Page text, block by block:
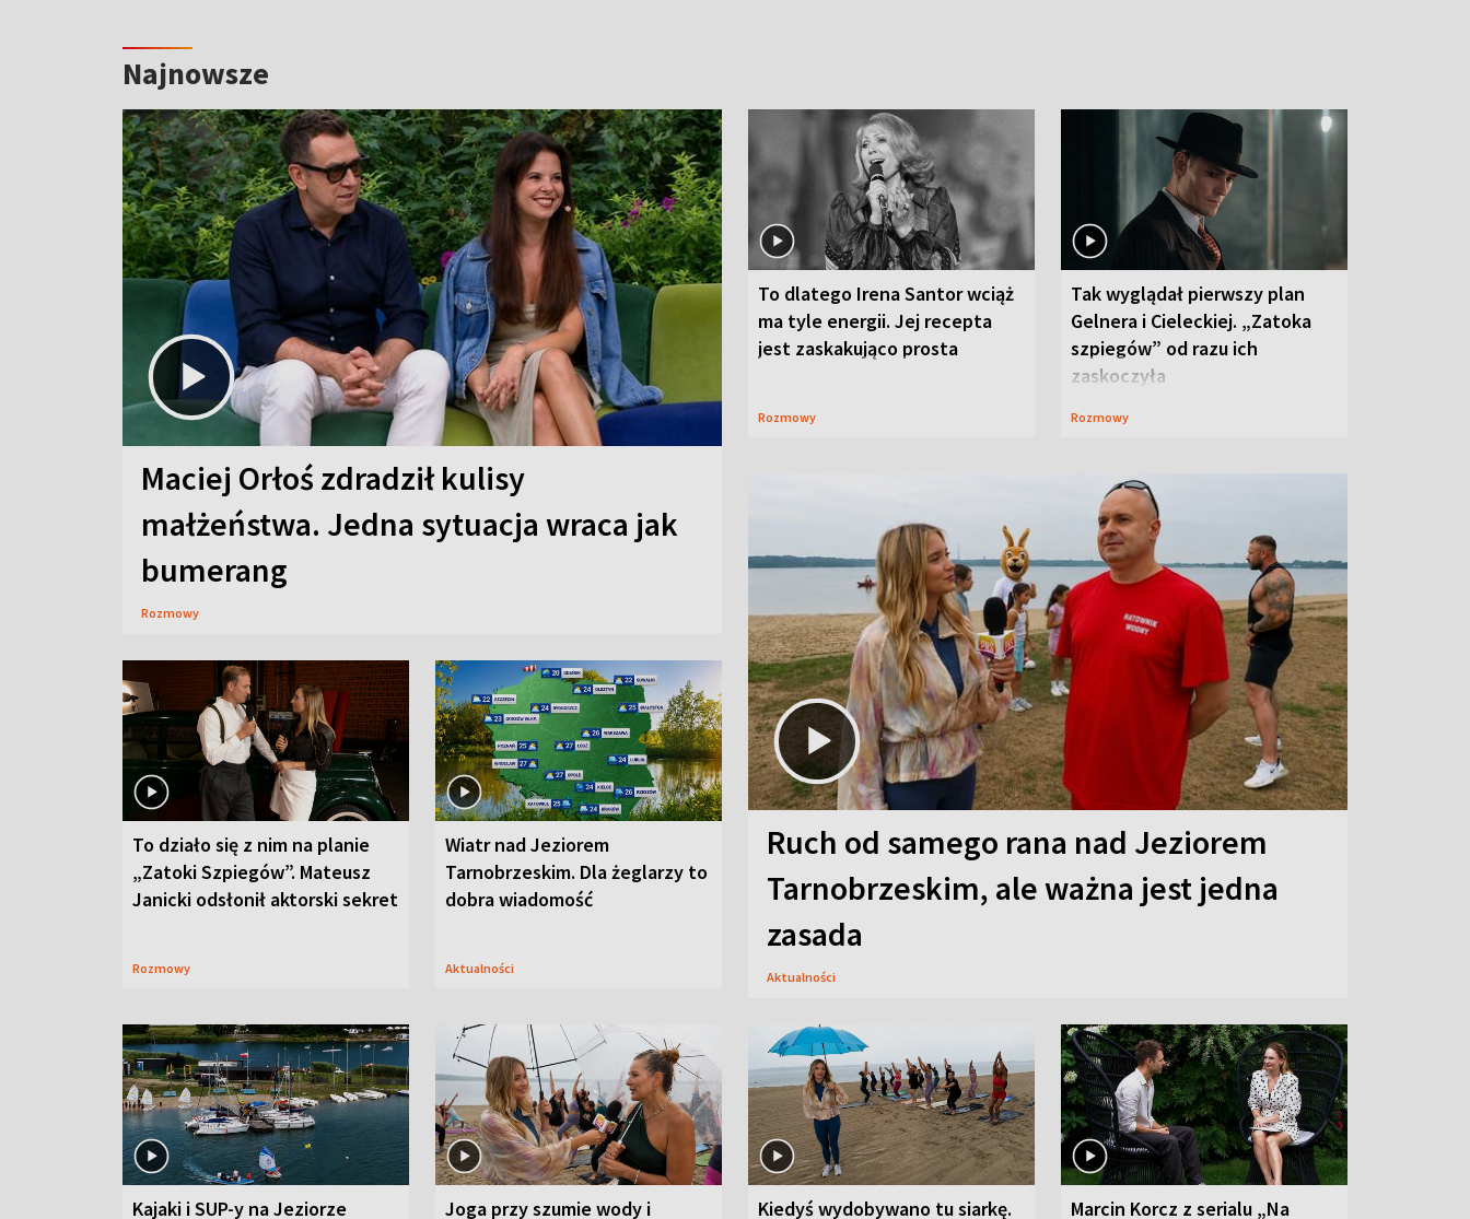
Najnowsze
Maciej Orłoś zdradził kulisy
małżeństwa. Jedna sytuacja wraca jak
bumerang
Rozmowy
To dlatego Irena Santor wciąż
ma tyle energii. Jej recepta
jest zaskakująco prosta
Rozmowy
Tak wyglądał pierwszy plan
Gelnera i Cieleckiej. „Zatoka
szpiegów” od razu ich
zaskoczyła
Rozmowy
To działo się z nim na planie
„Zatoki Szpiegów”. Mateusz
Janicki odsłonił aktorski sekret
Rozmowy
Wiatr nad Jeziorem
Tarnobrzeskim. Dla żeglarzy to
dobra wiadomość
Aktualności
Ruch od samego rana nad Jeziorem
Tarnobrzeskim, ale ważna jest jedna
zasada
Aktualności
Kajaki i SUP-y na Jeziorze Joga przy szumie wody i Kiedyś wydobywano tu siarkę. Marcin Korcz z serialu „Na